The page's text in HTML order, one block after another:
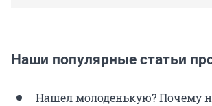
Наши популярные статьи
Нашел молоденькую? Почему